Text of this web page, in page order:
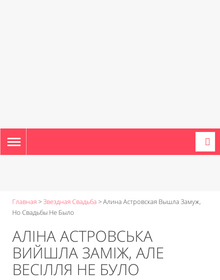
TOGGLE
NAVIGATION
Главная >Звездная Свадьба >Алина Астровская Вышла Замуж,
Но Свадьбы Не Было
АЛІНА АСТРОВСЬКА
ВИЙШЛА ЗАМІЖ, АЛЕ
ВЕСІЛЛЯ НЕ БУЛО